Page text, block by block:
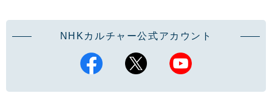
NHKカルチャー公式アカウント